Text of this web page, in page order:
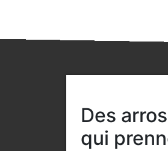
Des
qui